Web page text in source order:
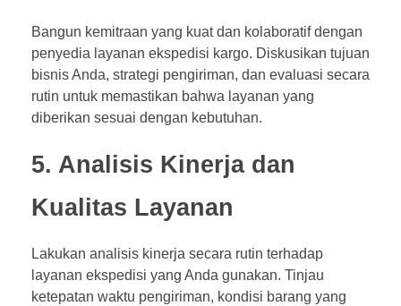
Bangun kemitraan yang kuat dan kolaboratif dengan
penyedia layanan ekspedisi kargo. Diskusikan tujuan
bisnis Anda, strategi pengiriman, dan evaluasi secara
rutin untuk memastikan bahwa layanan yang
diberikan sesuai dengan kebutuhan.
5. Analisis Kinerja dan
Kualitas Layanan
Lakukan analisis kinerja secara rutin terhadap
layanan ekspedisi yang Anda gunakan. Tinjau
ketepatan waktu pengiriman, kondisi barang yang